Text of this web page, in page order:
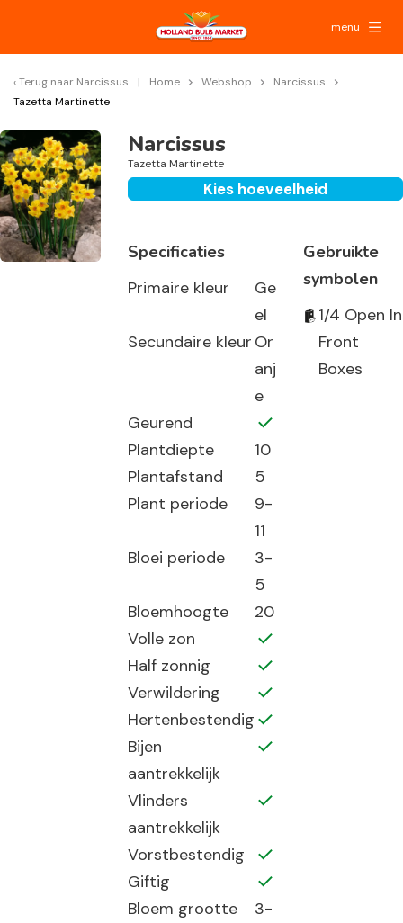
menu
Terug naar Narcissus Home Webshop
Narcissus
Tazetta Martinette
Narcissus
Tazetta Martinette
Kies hoeveelheid
Specificaties
Primaire kleur
Ge
el
Secundaire kleur Or
anj
e
Geurend
Plantdiepte
10
Plantafstand
5
Plant periode
9-
11
Bloei periode
3-
5
Bloemhoogte
20
Volle zon
Half zonnig
Verwildering
Hertenbestendig
Bijen
aantrekkelijk
Vlinders
aantrekkelijk
Vorstbestendig
Giftig
Bloem grootte
3-
Gebruikte
symbolen
1/4 Open In
Front
Boxes